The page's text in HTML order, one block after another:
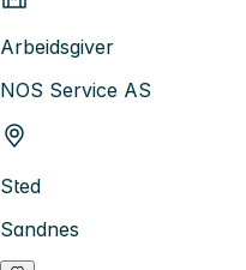
Arbeidsgiver
NOS Service AS
Sted
Sandnes